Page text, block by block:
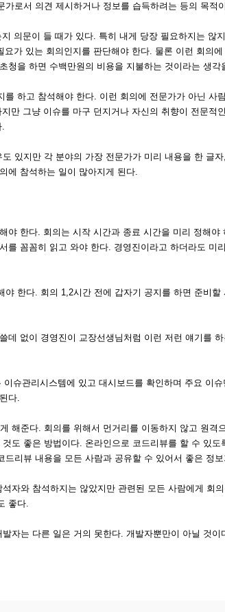
로서 의견 제시하거나 정보를 습득하려는 등의 목적
의문이 들 때가 있다. 특히 내게 당장 필요하지는 않
가 있는 회의인지를 판단해야 한다. 물론 이런 회의
을 하면 수백만원의 비용을 지불하는 것이라는 생각
하고 참석해야 한다. 이런 회의에 전문가가 아닌 사
만 그냥 이슈를 마구 던지거나 자신의 취향이 전문적
.
있지만 각 분야의 가장 전문가가 미리 내용을 한 글
에 참석하는 일이 많아지게 된다.
한다. 회의는 시작 시간과 종료 시간을 미리 정해야
꼼꼼히 읽고 와야 한다. 경영진이라고 하더라도 미
한다. 회의 1,2시간 전에 갑자기 공지를 하면 준비할
데 없이 경영진이 교장선생님처럼 이런 저런 얘기를
슈관리시스템에 있고 대시보드를 확인하며 주요 이
다.
해준다. 회의를 위해서 먼거리를 이동하지 않고 원격
도 좋은 방법이다. 온라인으로 코드리뷰를 할 수 있도
리뷰 내용을 모든 사람과 공유할 수 있어서 좋은 정
자와 참석하지는 않았지만 관련된 모든 사람에게 회
좋다.
자는 다른 일은 거의 못한다. 개발자뿐만이 아닐 것이